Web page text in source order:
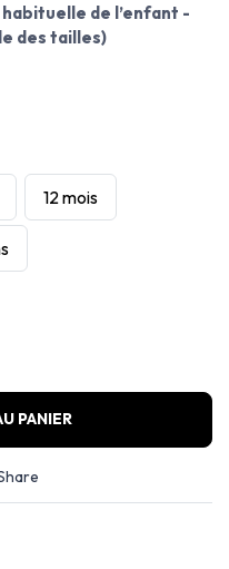
de l’enfant -
des tailles)
12 mois
PANIER